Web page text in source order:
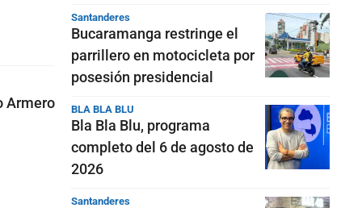
Armero
Santanderes
Bucaramanga restringe el
parrillero en motocicleta por
posesión presidencial
BLA BLA BLU
Bla Bla Blu, programa
completo del 6 de agosto de
2026
Santanderes